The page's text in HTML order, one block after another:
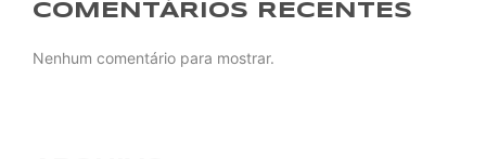
COMENTÁRIOS RECENTES
Nenhum comentário para mostrar.